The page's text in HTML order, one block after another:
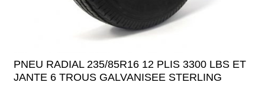
PNEU RADIAL 235/85R16 12 PLIS 3300 LBS ET
JANTE 6 TROUS GALVANISEE STERLING